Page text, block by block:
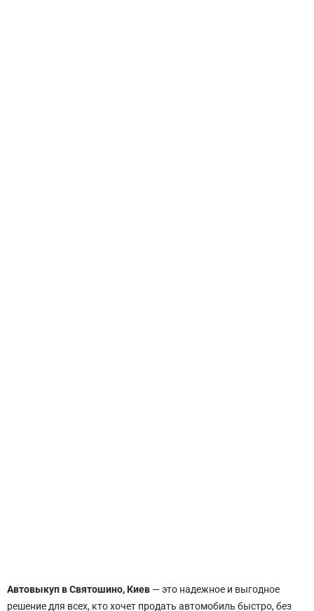
Автовыкуп в Святошино, Киев — это надежное и выгодное
решение для всех, кто хочет продать автомобиль быстро, без